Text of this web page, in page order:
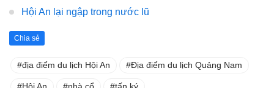
Hội An lại ngập trong nước lũ
Chia sẻ
địa điểm du lịch Hội An Địa điểm du lịch Quảng Nam
Hội An nhà cổ tấn ký